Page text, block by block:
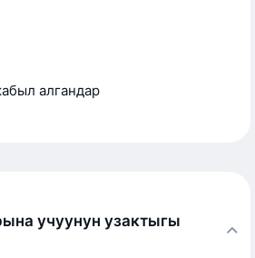
алгандар
учуунун узактыгы